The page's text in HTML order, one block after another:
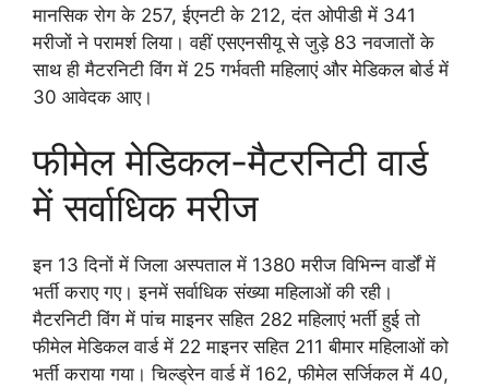
मानसिक रोग के 257, ईएनटी के 212, दंत ओपीडी में 341
मरीजों ने परामर्श लिया। वहीं एसएनसीयू से जुड़े 83 नवजातों के
साथ ही मैटरनिटी विंग में 25 गर्भवती महिलाएं और मेडिकल बोर्ड में
30 आवेदक आए।
फीमेल मेडिकल-मैटरनिटी वार्ड
में सर्वाधिक मरीज
इन 13 दिनों में जिला अस्पताल में 1380 मरीज विभिन्न वार्डों में
भर्ती कराए गए। इनमें सर्वाधिक संख्या महिलाओं की रही।
मैटरनिटी विंग में पांच माइनर सहित 282 महिलाएं भर्ती हुई तो
फीमेल मेडिकल वार्ड में 22 माइनर सहित 211 बीमार महिलाओं को
भर्ती कराया गया। चिल्ड्रेन वार्ड में 162, फीमेल सर्जिकल में 40,